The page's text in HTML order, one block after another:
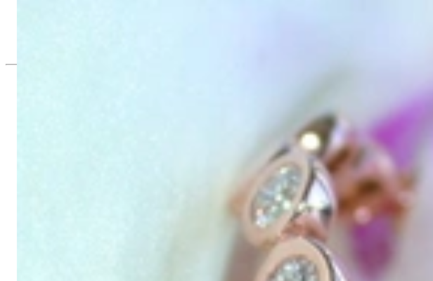
Exklusiver Schmuck, Leidenschaft für das
Hochwertiger Schmuck ist vor allem eine Frage des Vertrauens. Zugleich sollte er so
Hochwertiger Schmuck ist mehr als „nur ein Accessoire“ - das ist nicht nur unsere
gegründet, hatte meine Mutter und Gründerin Gabriela Pyka vor allem eines im Blick:
erlesene Edelsteine und Perlen, erwuchs daraus 2002 unsere Online-Boutique für
Kunden aus Deutschland und der ganzen Welt ausschließlich online.
Dabei sind wir mehr als ein Juwelier, mehr als „bloß ein Onlineshop“. Wir führen keine
Stange“, wie er allerorts zu finden ist - mit ausgefallenen Kreationen, die wir von unseren
Raffinesse und Liebe zum Detail; stilvoll wie elegant im Design, kompromisslos in der